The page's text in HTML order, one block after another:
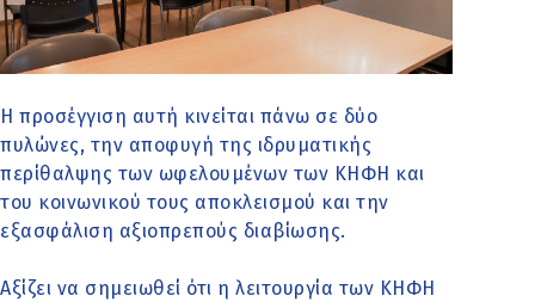
Η προσέγγιση αυτή κινείται πάνω σε δύο
πυλώνες, την αποφυγή της ιδρυματικής
περίθαλψης των ωφελουμένων των ΚΗΦΗ και
του κοινωνικού τους αποκλεισμού και την
εξασφάλιση αξιοπρεπούς διαβίωσης.
Αξίζει να σημειωθεί ότι η λειτουργία των ΚΗΦΗ